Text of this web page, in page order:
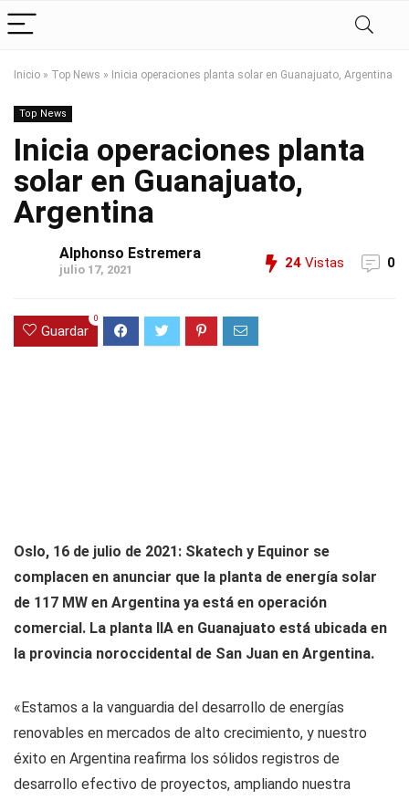
Inicio » Top News » Inicia operaciones planta solar en Guanajuato, Argentina
Top News
Inicia operaciones planta
solar en Guanajuato,
Argentina
Alphonso Estremera
julio 17, 2021 24 Vistas 0
Guardar
0
Oslo, 16 de julio de 2021: Skatech y Equinor se
complacen en anunciar que la planta de energía solar
de 117 MW en Argentina ya está en operación
comercial. La planta IIA en Guanajuato está ubicada en
la provincia noroccidental de San Juan en Argentina.
«Estamos a la vanguardia del desarrollo de energías
renovables en mercados de alto crecimiento, y nuestro
éxito en Argentina reafirma los sólidos registros de
desarrollo efectivo de proyectos, ampliando nuestra